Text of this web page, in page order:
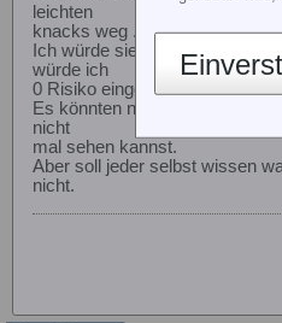
leichten
knacks weg .
Ich würde sie auf keinen Fall
würde ich
0 Risiko eingehen.
Es könnten nicht sichtbare
nicht
mal sehen kannst.
Aber soll jeder selbst wissen
nicht.